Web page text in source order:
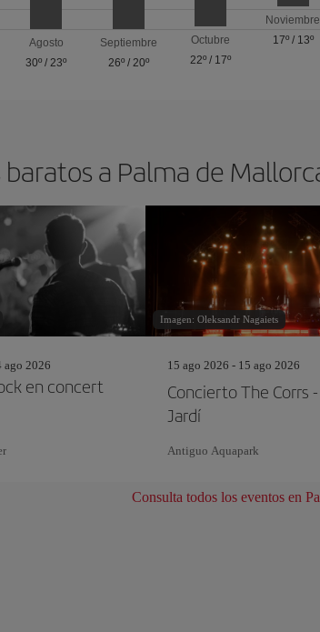
Agosto
30º /23º
Septiembre
26º/ 20º
Octubre
22º / 17º
Noviembre
17º/ 13º
a Palma de
ago 2026
en concert
Imagen: Oleksandr Nagaiets
15 ago 2026 - 15 ago 2026
Concierto The Corrs -
Jardí
Antiguo Aquapark
Consulta todos los eventos en